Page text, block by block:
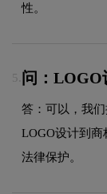
性。
5. 问：LOGO
答：可以，我
LOGO设计到
法律保护。